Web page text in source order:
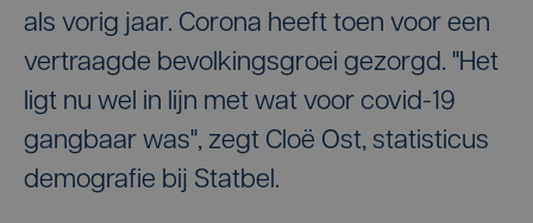
als vorig jaar. Corona heeft toen voor een
vertraagde bevolkingsgroei gezorgd. "Het
ligt nu wel in lijn met wat voor covid-19
gangbaar was", zegt Cloë Ost, statisticus
demografie bij Statbel.